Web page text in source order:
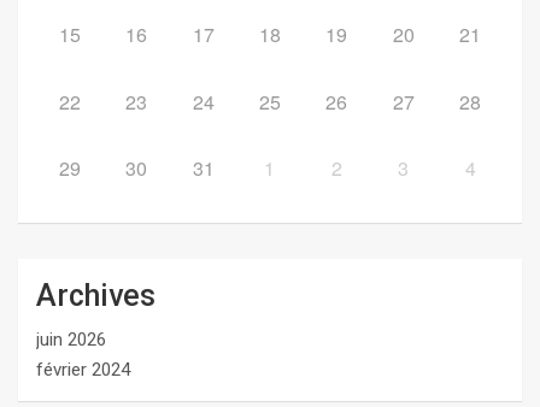
15 16 17 18 19 20 21
22 23 24 25 26 27 28
29 30 31 1 2 3 4
Archives
juin 2026
février 2024